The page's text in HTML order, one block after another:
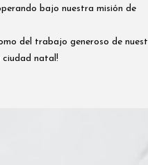
bajo nuestra misión de
del trabajo generoso de
ciudad natal!